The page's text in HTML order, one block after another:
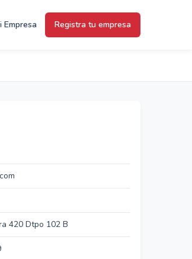
Empresa Registra tu empresa
420 Dtpo 102 B